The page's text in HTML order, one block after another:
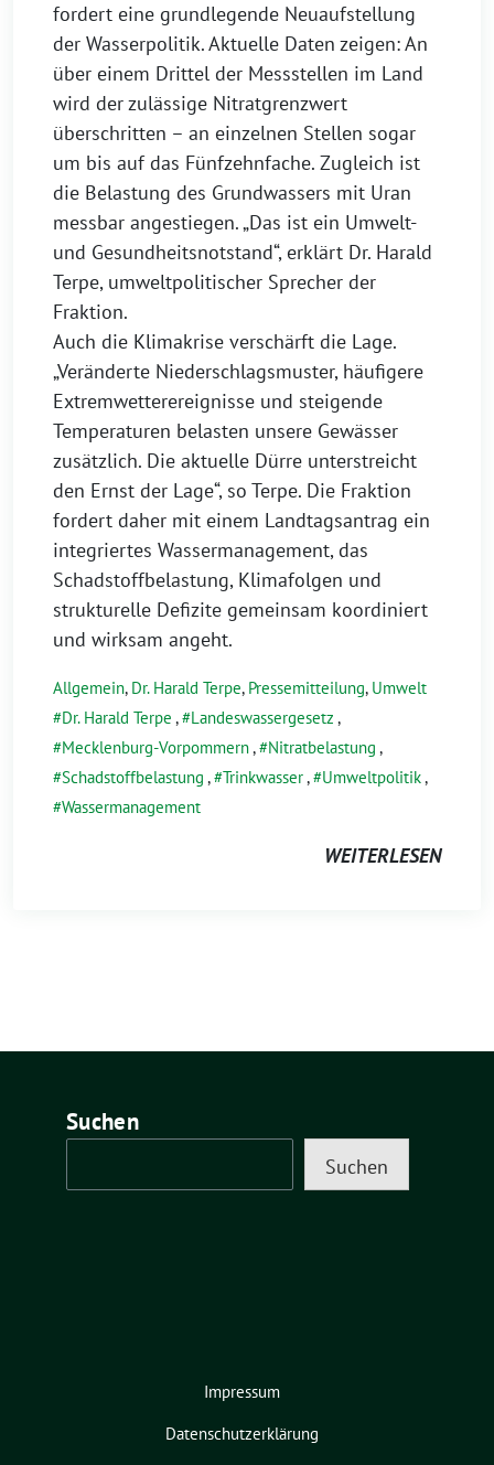
fordert eine grundlegende Neuaufstellung
der Wasserpolitik. Aktuelle Daten zeigen: An
über einem Drittel der Messstellen im Land
wird der zulässige Nitratgrenzwert
überschritten – an einzelnen Stellen sogar
um bis auf das Fünfzehnfache. Zugleich ist
die Belastung des Grundwassers mit Uran
messbar angestiegen. „Das ist ein Umwelt-
und Gesundheitsnotstand“, erklärt Dr. Harald
Terpe, umweltpolitischer Sprecher der
Fraktion.
Auch die Klimakrise verschärft die Lage.
„Veränderte Niederschlagsmuster, häufigere
Extremwetterereignisse und steigende
Temperaturen belasten unsere Gewässer
zusätzlich. Die aktuelle Dürre unterstreicht
den Ernst der Lage“, so Terpe. Die Fraktion
fordert daher mit einem Landtagsantrag ein
integriertes Wassermanagement, das
Schadstoffbelastung, Klimafolgen und
strukturelle Defizite gemeinsam koordiniert
und wirksam angeht.
Allgemein, Dr. Harald Terpe, Pressemitteilung, Umwelt
Dr. Harald Terpe , Landeswassergesetz ,
Mecklenburg-Vorpommern, Nitratbelastung ,
Schadstoffbelastung , Trinkwasser, Umweltpolitik,
Wassermanagement
WEITERLESEN
Suchen
Suchen
Impressum
Datenschutzerklärung